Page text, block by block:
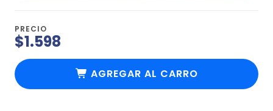
PRECIO
$1.598
AGREGAR AL CARRO